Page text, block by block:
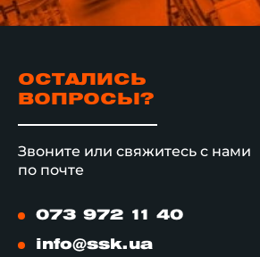
ОСТАЛИСЬ
ВОПРОСЫ?
Звоните или свяжитесь с нами
по почте
073 972 11 40
info@ssk.ua